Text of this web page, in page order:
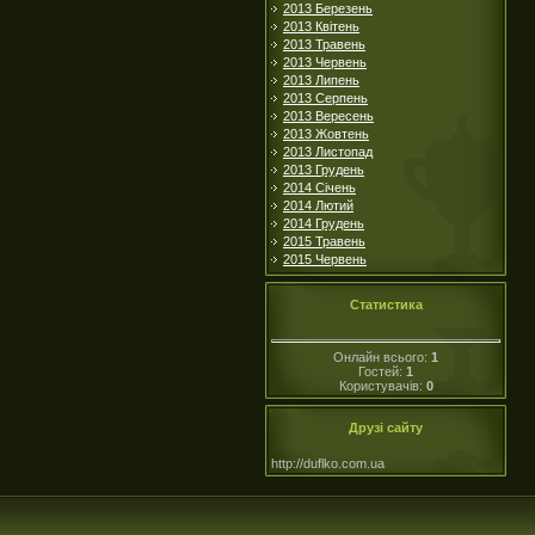
2013 Березень
2013 Квітень
2013 Травень
2013 Червень
2013 Липень
2013 Серпень
2013 Вересень
2013 Жовтень
2013 Листопад
2013 Грудень
2014 Січень
2014 Лютий
2014 Грудень
2015 Травень
2015 Червень
Статистика
Онлайн всього: 1
Гостей: 1
Користувачів: 0
Друзі сайту
http://duflko.com.ua